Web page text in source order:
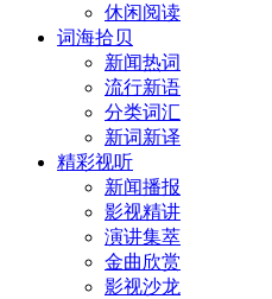
休闲阅读
词海拾贝
新闻热词
流行新语
分类词汇
新词新译
精彩视听
新闻播报
影视精讲
演讲集萃
金曲欣赏
影视沙龙